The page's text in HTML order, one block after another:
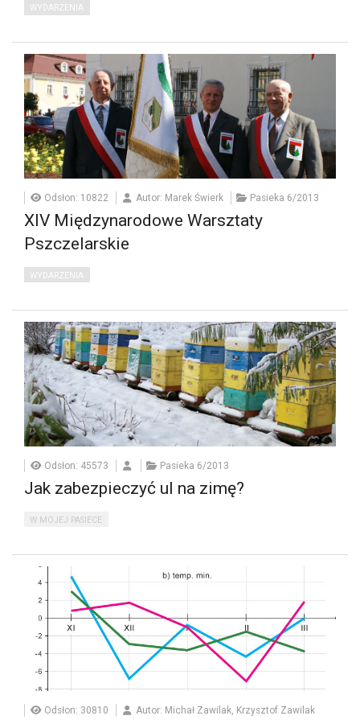
WYDARZENIA
Odsłon: 10822 Autor: Marek Świerk Pasieka 6/2013
XIV Międzynarodowe Warsztaty
Pszczelarskie
WYDARZENIA
Odsłon: 45573 Pasieka 6/2013
Jak zabezpieczyć ul na zimę?
W MOJEJ PASIECE
Odsłon: 30810
Autor: Michał Zawilak, Krzysztof Zawilak